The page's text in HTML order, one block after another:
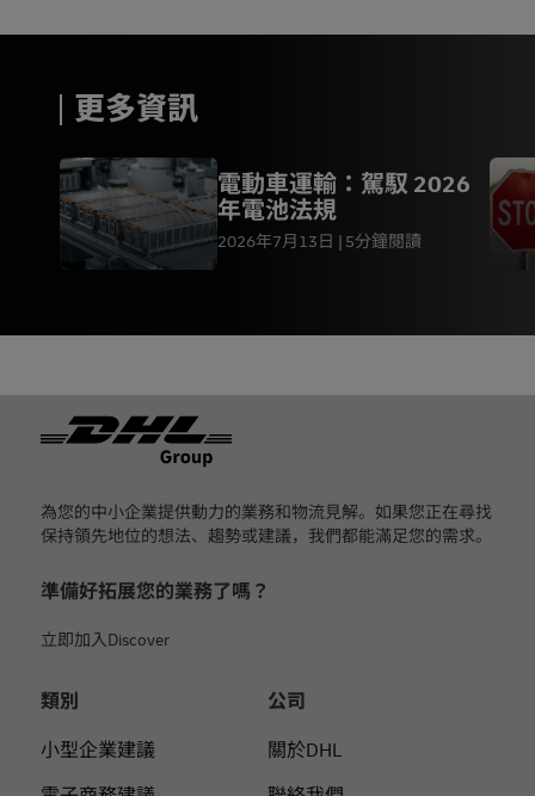
更多資訊
電動車運輸：駕馭 2026
年電池法規
2026年7月13日 5分鐘閱讀
為您的中小企業提供動力的業務和物流見解。如果您正在尋找
保持領先地位的想法、趨勢或建議，我們都能滿足您的需求。
準備好拓展您的業務了嗎？
立即加入Discover
類別
小型企業建議
公司
關於DHL